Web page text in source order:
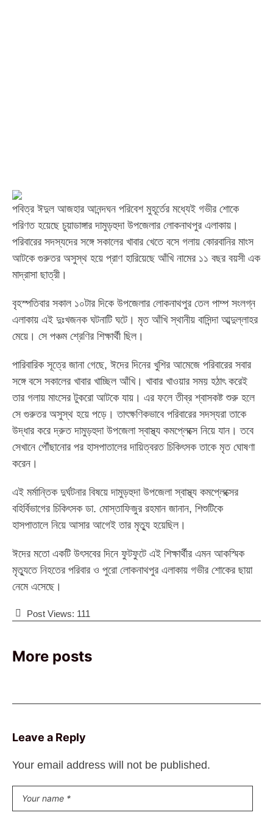
পবিত্র ঈদুল আজহার আনন্দঘন পরিবেশ মুহূর্তের মধ্যেই গভীর শোকে
পরিণত হয়েছে চুয়াডাঙ্গার দামুড়হুদা উপজেলার লোকনাথপুর এলাকায়।
পরিবারের সদস্যদের সঙ্গে সকালের খাবার খেতে বসে গলায় কোরবানির মাংস
আটকে গুরুতর অসুস্থ হয়ে প্রাণ হারিয়েছে আঁখি নামের ১১ বছর বয়সী এক
মাদ্রাসা ছাত্রী।
বৃহস্পতিবার সকাল ১০টার দিকে উপজেলার লোকনাথপুর তেল পাম্প সংলগ্ন
এলাকায় এই দুঃখজনক ঘটনাটি ঘটে। মৃত আঁখি স্থানীয় বাসিন্দা আব্দুল্লাহর
মেয়ে। সে পঞ্চম শ্রেণির শিক্ষার্থী ছিল।
পারিবারিক সূত্রে জানা গেছে, ঈদের দিনের খুশির আমেজে পরিবারের সবার
সঙ্গে বসে সকালের খাবার খাচ্ছিল আঁখি। খাবার খাওয়ার সময় হঠাৎ করেই
তার গলায় মাংসের টুকরো আটকে যায়। এর ফলে তীব্র শ্বাসকষ্ট শুরু হলে
সে গুরুতর অসুস্থ হয়ে পড়ে। তাৎক্ষণিকভাবে পরিবারের সদস্যরা তাকে
উদ্ধার করে দ্রুত দামুড়হুদা উপজেলা স্বাস্থ্য কমপ্লেক্সে নিয়ে যান। তবে
সেখানে পৌঁছানোর পর হাসপাতালের দায়িত্বরত চিকিৎসক তাকে মৃত ঘোষণা
করেন।
এই মর্মান্তিক দুর্ঘটনার বিষয়ে দামুড়হুদা উপজেলা স্বাস্থ্য কমপ্লেক্সের
বহির্বিভাগের চিকিৎসক ডা. মোস্তাফিজুর রহমান জানান, শিশুটিকে
হাসপাতালে নিয়ে আসার আগেই তার মৃত্যু হয়েছিল।
ঈদের মতো একটি উৎসবের দিনে ফুটফুটে এই শিক্ষার্থীর এমন আকস্মিক
মৃত্যুতে নিহতের পরিবার ও পুরো লোকনাথপুর এলাকায় গভীর শোকের ছায়া
নেমে এসেছে।
Post Views: 111
More posts
Leave a Reply
Your email address will not be published.